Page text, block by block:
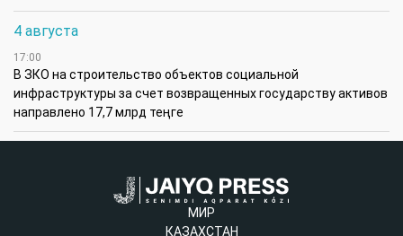
4 августа
17:00
В ЗКО на строительство объектов социальной
инфраструктуры за счет возвращенных государству активов
направлено 17,7 млрд теңге
МИР
КАЗАХСТАН